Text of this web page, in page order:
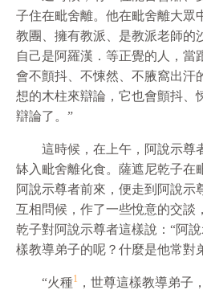
子住在毗舍離。他在毗舍離大眾
教團、擁有教派、是教派老師的
自己是阿羅漢．等正覺的人，當
會不顫抖、不悚然、不腋窩出汗
想的木柱來辯論，它也會顫抖、
辯論了。”
這時候，在上午，阿說示尊
缽入毗舍離化食。薩遮尼乾子在
阿說示尊者前來，便走到阿說示
互相問候，作了一些悅意的交談
乾子對阿說示尊者這樣說：“阿
樣教導弟子的呢？什麼是他常對
“火種1 ，世尊這樣教導弟子